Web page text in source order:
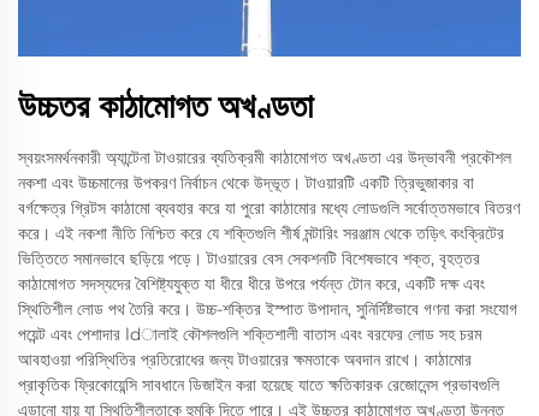
উচ্চতর কাঠামোগত অখণ্ডতা
স্বয়ংসমর্থনকারী অ্যান্টেনা টাওয়ারের ব্যতিক্রমী কাঠামোগত অখণ্ডতা এর উদ্ভাবনী প্রকৌশল
নকশা এবং উচ্চমানের উপকরণ নির্বাচন থেকে উদ্ভূত। টাওয়ারটি একটি ত্রিভুজাকার বা
বর্গক্ষেত্র গ্রিটস কাঠামো ব্যবহার করে যা পুরো কাঠামোর মধ্যে লোডগুলি সর্বোত্তমভাবে বিতরণ
করে। এই নকশা নীতি নিশ্চিত করে যে শক্তিগুলি শীর্ষ মন্টারিং সরঞ্জাম থেকে তড়িৎ কংক্রিটের
ভিত্তিতে সমানভাবে ছড়িয়ে পড়ে। টাওয়ারের বেস সেকশনটি বিশেষভাবে শক্ত, বৃহত্তর
কাঠামোগত সদস্যদের বৈশিষ্ট্যযুক্ত যা ধীরে ধীরে উপরে পর্যন্ত টোন করে, একটি দক্ষ এবং
স্থিতিশীল লোড পথ তৈরি করে। উচ্চ-শক্তির ইস্পাত উপাদান, সুনির্দিষ্টভাবে গণনা করা সংযোগ
পয়েন্ট এবং পেশাদার ldালাই কৌশলগুলি শক্তিশালী বাতাস এবং বরফের লোড সহ চরম
আবহাওয়া পরিস্থিতির প্রতিরোধের জন্য টাওয়ারের ক্ষমতাকে অবদান রাখে। কাঠামোর
প্রাকৃতিক ফ্রিকোয়েন্সি সাবধানে ডিজাইন করা হয়েছে যাতে ক্ষতিকারক রেজোনেন্স প্রভাবগুলি
এড়ানো যায় যা স্থিতিশীলতাকে হুমকি দিতে পারে। এই উচ্চতর কাঠামোগত অখণ্ডতা উন্নত